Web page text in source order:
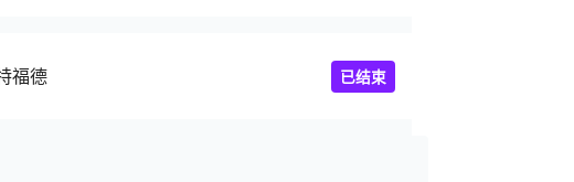
福德 已结束